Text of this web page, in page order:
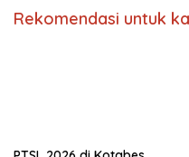
Rekomendasi untuk